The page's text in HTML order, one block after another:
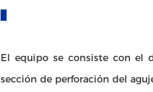
El equipo se consiste con el
sección de perforación del